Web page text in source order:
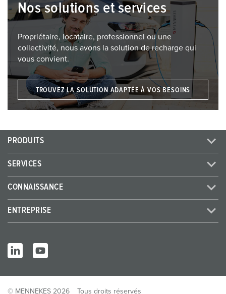
Nos solutions et services
Propriétaire, locataire, professionnel ou une
collectivité, nous avons la solution de recharge qui
vous convient.
TROUVEZ LA SOLUTION ADAPTÉE À VOS BESOINS
PRODUITS
SERVICES
CONNAISSANCE
ENTREPRISE
© MENNEKES 2026 Tous droits réservés